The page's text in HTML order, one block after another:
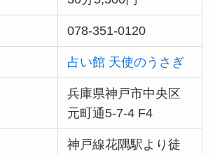
078-351-0120
占い館 天使のうさぎ
兵庫県神戸市中央区
元町通5-7-4 F4
神戸線花隅駅より徒